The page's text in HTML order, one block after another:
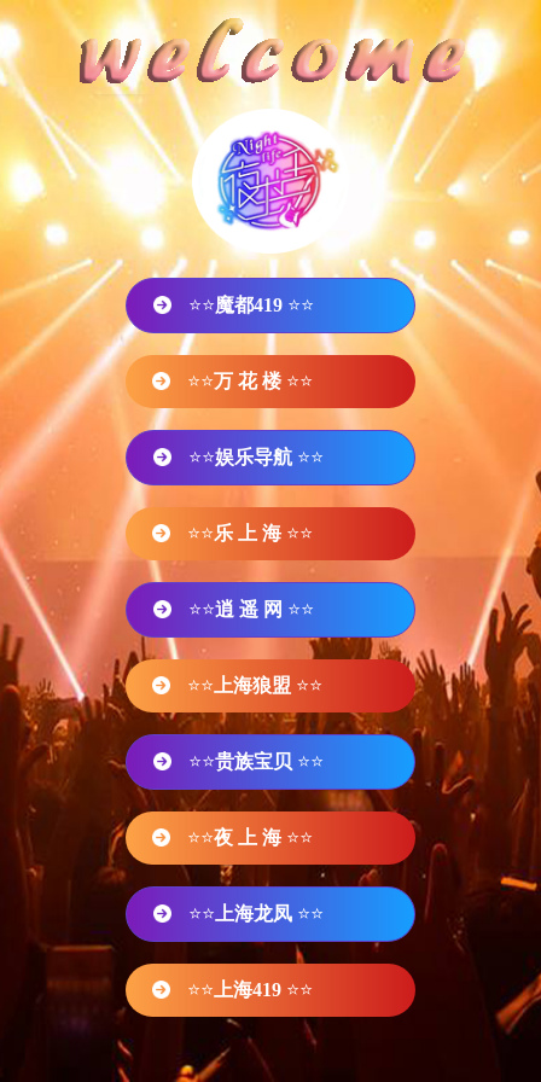
⭐⭐魔都419 ⭐⭐
⭐⭐万 花 楼 ⭐⭐
⭐⭐娱乐导航 ⭐⭐
⭐⭐乐 上 海 ⭐⭐
⭐⭐逍 遥 网 ⭐⭐
⭐⭐ 上海狼盟 ⭐⭐
⭐⭐贵族宝贝 ⭐⭐
⭐⭐夜 上 海 ⭐⭐
⭐⭐ 上海龙凤 ⭐⭐
⭐⭐ 上海419 ⭐⭐